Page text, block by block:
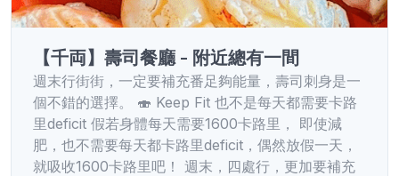
【千両】壽司餐廳 - 附近總有一間
週末行街街，一定要補充番足夠能量，壽司刺身是一
個不錯的選擇。 🍣 Keep Fit 也不是每天都需要卡路
里deficit 假若身體每天需要1600卡路里， 即使減
肥，也不需要每天都卡路里deficit，偶然放假一天，
就吸收1600卡路里吧！ 週末，四處行，更加要補充